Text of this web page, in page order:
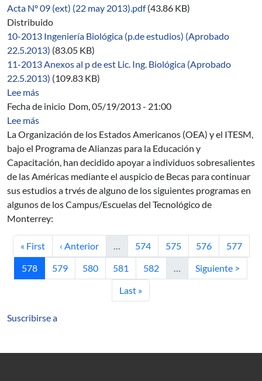
Acta Nº 09 (ext) (22 may 2013).pdf (43.86 KB)
Distribuido
10-2013 Ingeniería Biológica (p.de estudios) (Aprobado
22.5.2013) (83.05 KB)
11-2013 Anexos al p de est Lic. Ing. Biológica (Aprobado
22.5.2013) (109.83 KB)
Lee mássobre 09/2012-2014
Fecha de inicio Dom, 05/19/2013 - 21:00
Lee mássobre Beca: Instituto Tecnológico y de Estudios
La Organización de los Estados Americanos (OEA) y el ITESM,
bajo el Programa de Alianzas para la Educación y
Capacitación, han decidido apoyar a individuos sobresalientes
de las Américas mediante el auspicio de Becas para continuar
sus estudios a trvés de alguno de los siguientes programas en
algunos de los Campus/Escuelas del Tecnológico de
Monterrey:
Primera página
« First Página anterior
‹ Anterior … Página
574 Página
575 Página
576 Página
577
Página actual
578 Página
579 Página
580 Página
581 Página
582 … Siguiente página
Siguiente >
Última página
Last »
Suscribirse a